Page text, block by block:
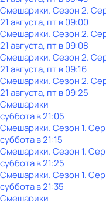
Смешарики. Сезон 2.
21 августа, пт в 09:00
Смешарики. Сезон 2.
21 августа, пт в 09:08
Смешарики. Сезон 2.
21 августа, пт в 09:16
Смешарики. Сезон 2.
21 августа, пт в 09:25
Смешарики
субботав21:05
Смешарики. Сезон 1.
субботав21:15
Смешарики. Сезон 1.
субботав21:25
Смешарики. Сезон 1.
субботав21:35
Смешарики